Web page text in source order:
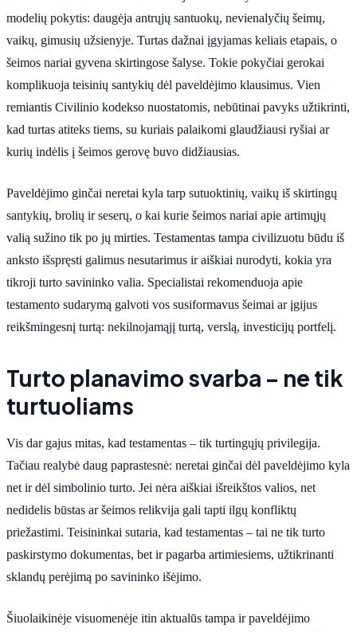
modelių pokytis: daugėja antrųjų santuokų, nevienalyčių šeimų,
vaikų, gimusių užsienyje. Turtas dažnai įgyjamas keliais etapais, o
šeimos nariai gyvena skirtingose šalyse. Tokie pokyčiai gerokai
komplikuoja teisinių santykių dėl paveldėjimo klausimus. Vien
remiantis Civilinio kodekso nuostatomis, nebūtinai pavyks užtikrinti,
kad turtas atiteks tiems, su kuriais palaikomi glaudžiausi ryšiai ar
kurių indėlis į šeimos gerovę buvo didžiausias.
Paveldėjimo ginčai neretai kyla tarp sutuoktinių, vaikų iš skirtingų
santykių, brolių ir seserų, o kai kurie šeimos nariai apie artimųjų
valią sužino tik po jų mirties. Testamentas tampa civilizuotu būdu iš
anksto išspręsti galimus nesutarimus ir aiškiai nurodyti, kokia yra
tikroji turto savininko valia. Specialistai rekomenduoja apie
testamento sudarymą galvoti vos susiformavus šeimai ar įgijus
reikšmingesnį turtą: nekilnojamąjį turtą, verslą, investicijų portfelį.
Turto planavimo svarba – ne tik
turtuoliams
Vis dar gajus mitas, kad testamentas – tik turtingųjų privilegija.
Tačiau realybė daug paprastesnė: neretai ginčai dėl paveldėjimo kyla
net ir dėl simbolinio turto. Jei nėra aiškiai išreikštos valios, net
nedidelis būstas ar šeimos relikvija gali tapti ilgų konfliktų
priežastimi. Teisininkai sutaria, kad testamentas – tai ne tik turto
paskirstymo dokumentas, bet ir pagarba artimiesiems, užtikrinanti
sklandų perėjimą po savininko išėjimo.
Šiuolaikinėje visuomenėje itin aktualūs tampa ir paveldėjimo